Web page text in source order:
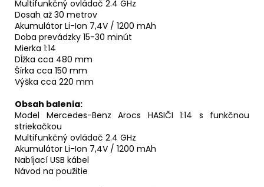
Multifunkčný ovládač 2.4 GHz
Dosah až 30 metrov
Akumulátor Li-Ion 7,4V / 1200 mAh
Doba prevádzky 15-30 minút
Mierka 1:14
Dĺžka cca 480 mm
Šírka cca 150 mm
Výška cca 220 mm
Obsah balenia:
Model Mercedes-Benz Arocs HASIČI 1:14 s funkčnou
striekačkou
Multifunkčný ovládač 2.4 GHz
Akumulátor Li-Ion 7,4V / 1200 mAh
Nabíjací USB kábel
Návod na použitie